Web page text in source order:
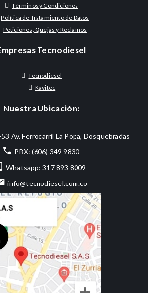
Términos y Condiciones
Política de Tratamiento de Datos
Peticiones, Quejas y Reclamos
Tecnodiesel
Tecnodiesel
Kavitec
Nuestra Ubicación:
Av. Ferrocarril La Popa, Dosquebradas
PBX: (606) 349 9830
Whatsapp: 317 893 8009
info@tecnodiesel.com.co